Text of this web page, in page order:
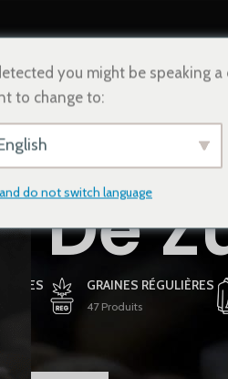
De
GRAINES RÉGULIÈRES
47 Produits
De Zuava”
you might be speaking
to change to:
do not switch language